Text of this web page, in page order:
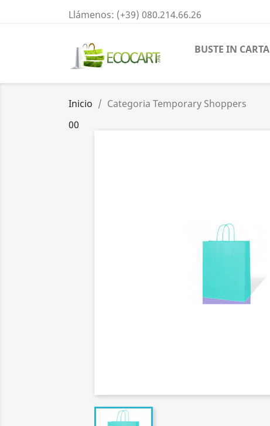
Llámenos: (+39) 080.214.66.26
BUSTE IN CARTA
Inicio
Categoria Temporary Shoppers
00